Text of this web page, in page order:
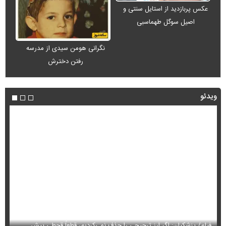
عکس پربازدید از استایل سنتی و
اصیل سوگل طهماسبی
نگرانی هومن سیدی از مدرسه
رفتن دخترش
ویدئو